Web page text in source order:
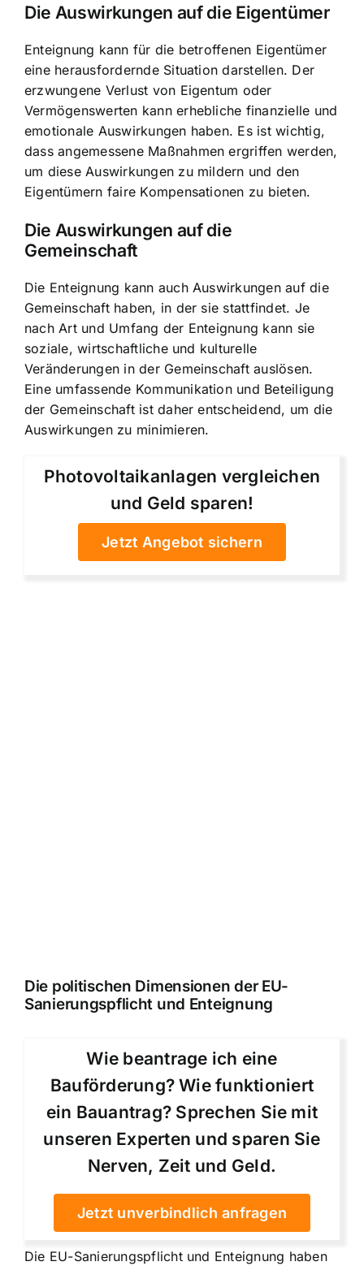
Die Auswirkungen auf die Eigentümer
Enteignung kann für die betroffenen Eigentümer
eine herausfordernde Situation darstellen. Der
erzwungene Verlust von Eigentum oder
Vermögenswerten kann erhebliche finanzielle und
emotionale Auswirkungen haben. Es ist wichtig,
dass angemessene Maßnahmen ergriffen werden,
um diese Auswirkungen zu mildern und den
Eigentümern faire Kompensationen zu bieten.
Die Auswirkungen auf die
Gemeinschaft
Die Enteignung kann auch Auswirkungen auf die
Gemeinschaft haben, in der sie stattfindet. Je
nach Art und Umfang der Enteignung kann sie
soziale, wirtschaftliche und kulturelle
Veränderungen in der Gemeinschaft auslösen.
Eine umfassende Kommunikation und Beteiligung
der Gemeinschaft ist daher entscheidend, um die
Auswirkungen zu minimieren.
Photovoltaikanlagen vergleichen
und Geld sparen!
Jetzt Angebot sichern
Die politischen Dimensionen der EU-
Sanierungspflicht und Enteignung
Wie beantrage ich eine
Bauförderung? Wie funktioniert
ein Bauantrag? Sprechen Sie mit
unseren Experten und sparen Sie
Nerven, Zeit und Geld.
Jetzt unverbindlich anfragen
Die EU-Sanierungspflicht und Enteignung haben